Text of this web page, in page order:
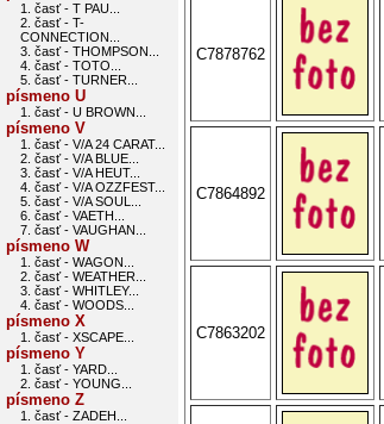
1. časť - T PAU...
2. časť - T-
CONNECTION...
3. časť - THOMPSON...
4. časť - TOTO...
5. časť - TURNER...
písmeno U
1. časť - U BROWN...
písmeno V
1. časť - V/A 24 CARAT...
2. časť - V/A BLUE...
3. časť - V/A HEUT...
4. časť - V/A OZZFEST...
5. časť - V/A SOUL...
6. časť - VAETH...
7. časť - VAUGHAN...
písmeno W
1. časť - WAGON...
2. časť - WEATHER...
3. časť - WHITLEY...
4. časť - WOODS...
písmeno X
1. časť - XSCAPE...
písmeno Y
1. časť - YARD...
2. časť - YOUNG...
písmeno Z
1. časť - ZADEH...
C7878762
C7864892
C7863202